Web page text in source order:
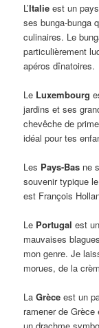
L’Italie est un
ses bunga-bunga
culinaires. Le
particulièrement
apéros dînatoires.
Le Luxembourg
jardins et ses
chevêche de
idéal pour tes
Les Pays-Bas ne
souvenir typique
est François
Le Portugal est
mauvaises
mon genre. Je
morues, de la
LaGrèce est un
ramener de